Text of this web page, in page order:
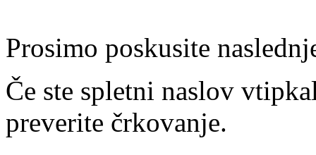
Prosimo poskusite
Če ste spletni naslov
preverite črkovanje.